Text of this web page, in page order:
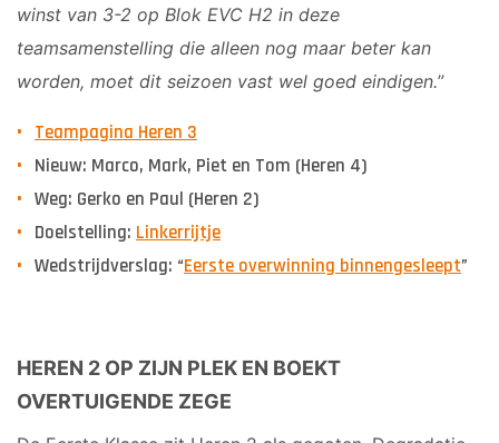
winst van 3-2 op Blok EVC H2 in deze
teamsamenstelling die alleen nog maar beter kan
worden, moet dit seizoen vast wel goed eindigen.”
Teampagina Heren 3
Nieuw: Marco, Mark, Piet en Tom (Heren 4)
Weg: Gerko en Paul (Heren 2)
Doelstelling: Linkerrijtje
Wedstrijdverslag: “Eerste overwinning binnengesleept”
HEREN 2 OP ZIJN PLEK EN BOEKT
OVERTUIGENDE ZEGE